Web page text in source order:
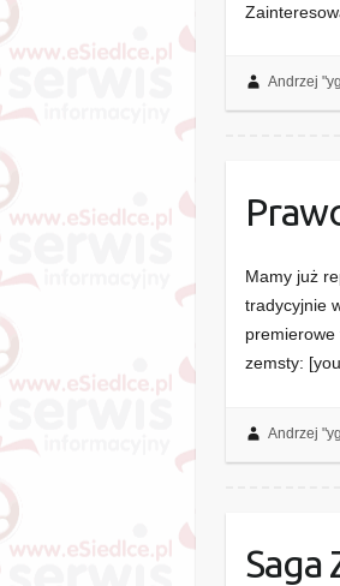
Andrzej
Mamy już
tradycyjnie
zemsty:
Andrzej
Saga